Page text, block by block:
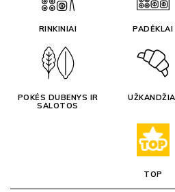
RINKINIAI PADĖKLAI
POKĖS DUBENYS IR
SALOTOS
TOP